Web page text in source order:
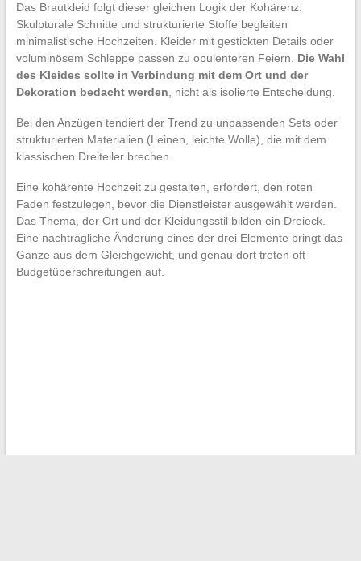
Das Brautkleid folgt dieser gleichen Logik der Kohärenz.
Skulpturale Schnitte und strukturierte Stoffe begleiten
minimalistische Hochzeiten. Kleider mit gestickten Details oder
voluminösem Schleppe passen zu opulenteren Feiern. Die Wahl
des Kleides sollte in Verbindung mit dem Ort und der
Dekoration bedacht werden, nicht als isolierte Entscheidung.
Bei den Anzügen tendiert der Trend zu unpassenden Sets oder
strukturierten Materialien (Leinen, leichte Wolle), die mit dem
klassischen Dreiteiler brechen.
Eine kohärente Hochzeit zu gestalten, erfordert, den roten
Faden festzulegen, bevor die Dienstleister ausgewählt werden.
Das Thema, der Ort und der Kleidungsstil bilden ein Dreieck.
Eine nachträgliche Änderung eines der drei Elemente bringt das
Ganze aus dem Gleichgewicht, und genau dort treten oft
Budgetüberschreitungen auf.